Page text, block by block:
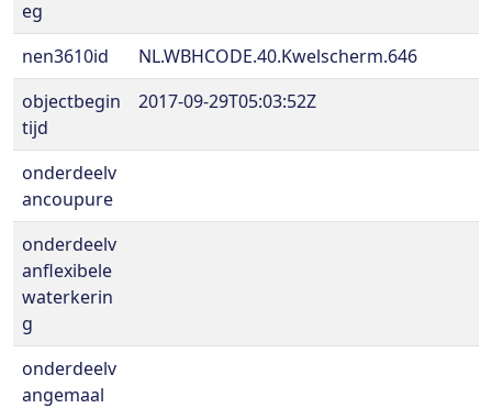
eg
nen3610id
NL.WBHCODE.40.Kwelscherm.646
objectbegin
tijd
2017-09-29T05:03:52Z
onderdeelv
ancoupure
onderdeelv
anflexibele
waterkerin
g
onderdeelv
angemaal